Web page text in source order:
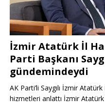
İzmir Atatürk İl
Parti Başkanı
gündemindeydi
AK Parti’li Saygılı İzmir
hizmetleri anlattı İzmir